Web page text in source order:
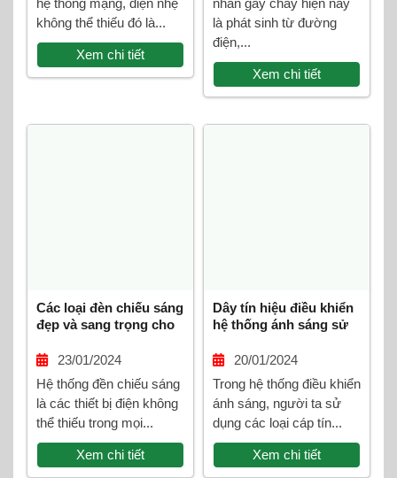
hệ thống mạng, điện nhẹ
không thể thiếu đó là...
Xem chi tiết
nhân gây cháy hiện nay
là phát sinh từ đường
điện,...
Xem chi tiết
Các loại đèn chiếu sáng
đẹp và sang trọng cho
23/01/2024
Hệ thống đền chiếu sáng
là các thiết bị điện không
thể thiếu trong mọi...
Xem chi tiết
Dây tín hiệu điều khiển
hệ thống ánh sáng sử
nào?20/01/2024
Trong hệ thống điều khiển
ánh sáng, người ta sử
dụng các loại cáp tín...
Xem chi tiết